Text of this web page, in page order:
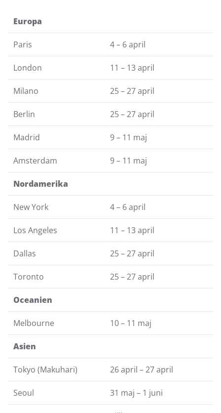
Europa
Paris 4 – 6 april
London 11 – 13 april
Milano 25 – 27 april
Berlin 25 – 27 april
Madrid 9 – 11 maj
Amsterdam 9 – 11 maj
Nordamerika
New York 4 – 6 april
Los Angeles 11 – 13 april
Dallas 25 – 27 april
Toronto 25 – 27 april
Oceanien
Melbourne 10 – 11 maj
Asien
Tokyo (Makuhari) 26 april – 27 april
Seoul 31 maj – 1 juni